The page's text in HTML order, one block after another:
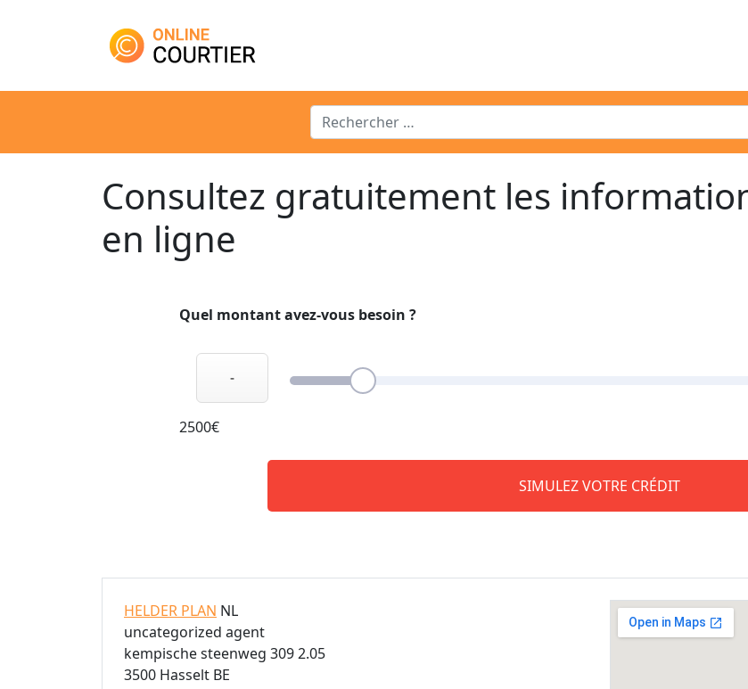
Main Navigation
Search for:
Consultez gratuitement les
en ligne
Quel montant avez-vous besoin ?
-
2500€
SIMULEZ VOTRE CRÉDIT
HELDER PLAN NL
uncategorized agent
kempische steenweg 309 2.05
3500 Hasselt BE